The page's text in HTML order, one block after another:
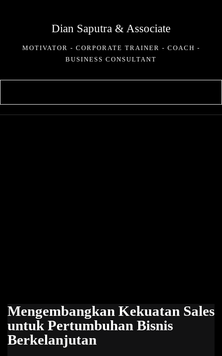
Dian Saputra & Associate
MOTIVATOR - CORPORATE TRAINER - COACH -
BUSINESS CONSULTANT
Mengembangkan Kekuatan Sales
untuk Pertumbuhan Bisnis
Berkelanjutan